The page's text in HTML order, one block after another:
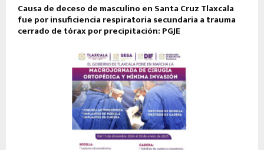
Causa de deceso de masculino en Santa Cruz Tlaxcala
fue por insuficiencia respiratoria secundaria a trauma
cerrado de tórax por precipitación: PGJE